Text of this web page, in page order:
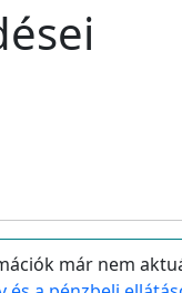
már nem